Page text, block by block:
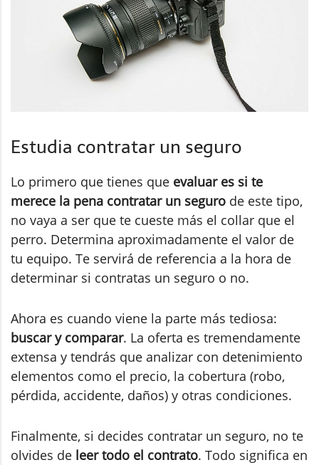
Estudia contratar un seguro
Lo primero que tienes que evaluar es si te
merece la pena contratar un seguro de este tipo,
no vaya a ser que te cueste más el collar que el
perro. Determina aproximadamente el valor de
tu equipo. Te servirá de referencia a la hora de
determinar si contratas un seguro o no.
Ahora es cuando viene la parte más tediosa:
buscar y comparar. La oferta es tremendamente
extensa y tendrás que analizar con detenimiento
elementos como el precio, la cobertura (robo,
pérdida, accidente, daños) y otras condiciones.
Finalmente, si decides contratar un seguro, no te
olvides de leer todo el contrato. Todo significa en